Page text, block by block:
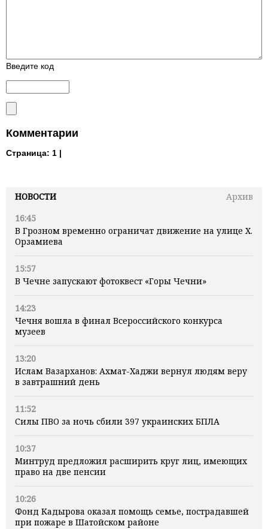
НОВОСТИ
Архив
16:45
В Грозном временно ограничат движение на улице Х.
Орзамиева
15:57
В Чечне запускают фотоквест «Горы Чечни»
14:23
Чечня вошла в финал Всероссийского конкурса
музеев
13:20
Ислам Вазарханов: Ахмат-Хаджи вернул людям веру
в завтрашний день
11:52
Силы ПВО за ночь сбили 397 украинских БПЛА
10:37
Минтруд предложил расширить круг лиц, имеющих
право на две пенсии
10:26
Фонд Кадырова оказал помощь семье, пострадавшей
при пожаре в Шатойском районе
Введите код
Комментарии
Страница: 1 |